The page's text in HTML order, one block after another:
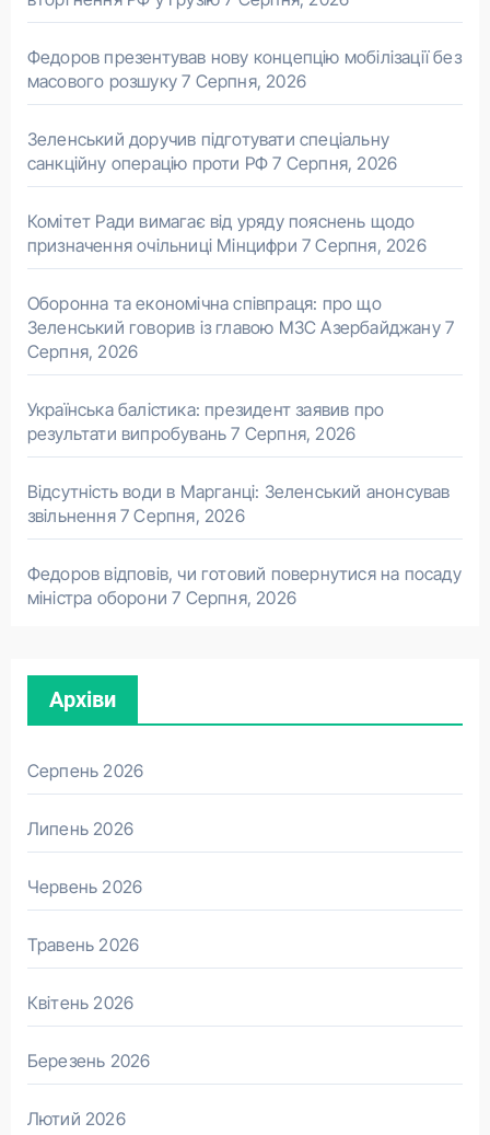
Федоров презентував нову концепцію мобілізації без
масового розшуку 7 Серпня, 2026
Зеленський доручив підготувати спеціальну
санкційну операцію проти РФ 7 Серпня, 2026
Комітет Ради вимагає від уряду пояснень щодо
призначення очільниці Мінцифри 7 Серпня, 2026
Оборонна та економічна співпраця: про що
Зеленський говорив із главою МЗС Азербайджану 7
Серпня, 2026
Українська балістика: президент заявив про
результати випробувань 7 Серпня, 2026
Відсутність води в Марганці: Зеленський анонсував
звільнення 7 Серпня, 2026
Федоров відповів, чи готовий повернутися на посаду
міністра оборони 7 Серпня, 2026
Архіви
Серпень 2026
Липень 2026
Червень 2026
Травень 2026
Квітень 2026
Березень 2026
Лютий 2026